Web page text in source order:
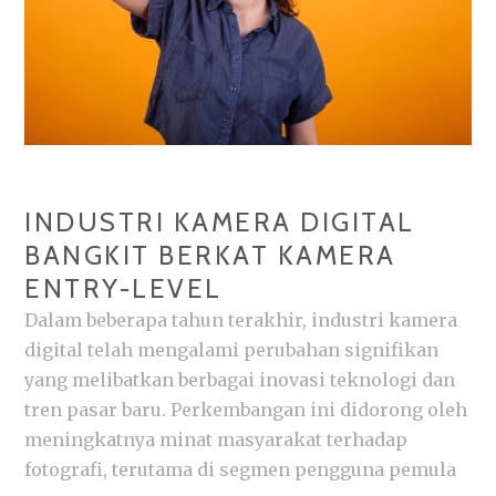
INDUSTRI KAMERA DIGITAL
BANGKIT BERKAT KAMERA
ENTRY-LEVEL
Dalam beberapa tahun terakhir, industri kamera
digital telah mengalami perubahan signifikan
yang melibatkan berbagai inovasi teknologi dan
tren pasar baru. Perkembangan ini didorong oleh
meningkatnya minat masyarakat terhadap
fotografi, terutama di segmen pengguna pemula